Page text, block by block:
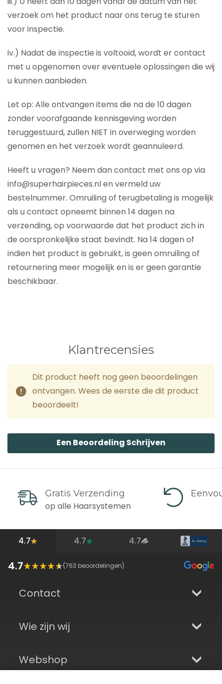
verzoek om het product naar ons terug te sturen
voor inspectie.
iv.) Nadat de inspectie is voltooid, wordt er contact
met u opgenomen over eventuele oplossingen die wij
u kunnen aanbieden.
Let op: Alle ontvangen items die na de 10 dagen
zonder voorafgaande kennisgeving worden
teruggestuurd, zullen NIET in overweging worden
genomen en het verzoek wordt geannuleerd.
Heeft u vragen? Neem dan contact met ons op via
info@superhairpieces.nl en vermeld uw
bestelnummer. Omruiling of terugbetaling is mogelijk
als u contact opneemt binnen 14 dagen na
verzending, op voorwaarde dat het product zich in
de oorspronkelijke staat bevindt. Na 14 dagen of
indien het product is gebruikt, is geen omruiling of
retournering meer mogelijk en is er geen garantie
beschikbaar.
Klantrecensies
Dit product heeft nog geen beoordelingen
ontvangen. Wees de eerste die dit product
beoordeelt!
Een Beoordeling Schrijven
Gratis Verzending
op alle Haarsystemen
4.7 4.7 4.7
4.7 (763 beoordelingen)
Contact
Wie zijn wij
Webshop